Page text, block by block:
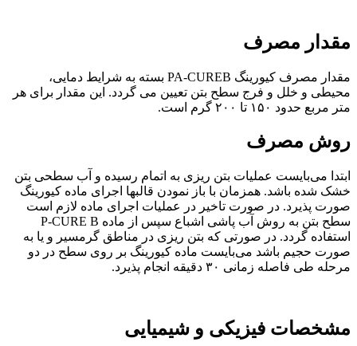
مقدار مصرف
مقدار مصرف کیورینگ PA-CUREB بسته به شرایط دمایی،
محیطی و خلل و فرج سطح بتن تعیین می گردد. این مقدار برای هر
متر مربع حدود ۱۵۰ تا ۲۰۰ گرم است.
روش مصرف
ابتدا می‌بایست عملیات بتن ریزی به اتمام رسیده و آب سطحی بتن
خشک شده باشد. همزمان با باز نمودن قالبها اجرای ماده کیورینگ
صورت پذیرد. در صورت تاخیر در عملیات اجرای ماده لازم است
سطح بتن به روش آب پاشی اشباع سپس از ماده P-CURE B
استفاده گردد. در صورتی که بتن ریزی در مناطق گرمسیر و یا به
صورت حجیم باشد می‌بایست ماده کیورینگ بر روی سطح در دو
مرحله طی فاصله زمانی ۳۰ دقیقه انجام پذیرد.
مشخصات فیزیکی و شیمیایی